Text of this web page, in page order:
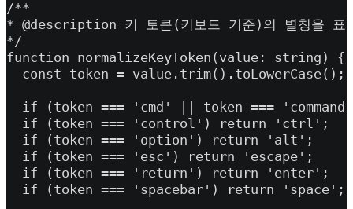
/**
* @description 키 토큰(키보드 기준)의 별칭을 표
*/
function normalizeKeyToken(value: string) {
  const token = value.trim().toLowerCase();
if (token === 'cmd' || token ===
  if (token === 'control') return 'ctrl';
  if (token === 'option') return 'alt';
  if (token === 'esc') return 'escape';
  if (token === 'return') return 'enter';
  if (token === 'spacebar') return 'space';